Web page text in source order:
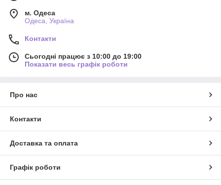
м. Одеса
Одеса, Україна
Контакти
Сьогодні працює з 10:00 до 19:00
Показати весь графік роботи
Про нас
Контакти
Доставка та оплата
Графік роботи